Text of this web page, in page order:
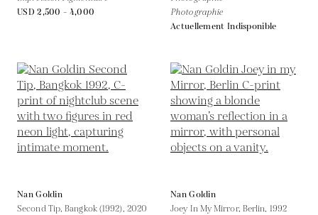
USD 2,500 - 4,000
Photographie
Actuellement Indisponible
Nan Goldin
Second Tip, Bangkok (1992), 2020
Nan Goldin
Joey In My Mirror, Berlin, 1992